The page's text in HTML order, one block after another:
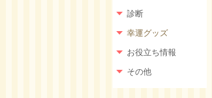
診断
幸運グッズ
お役立ち情報
その他